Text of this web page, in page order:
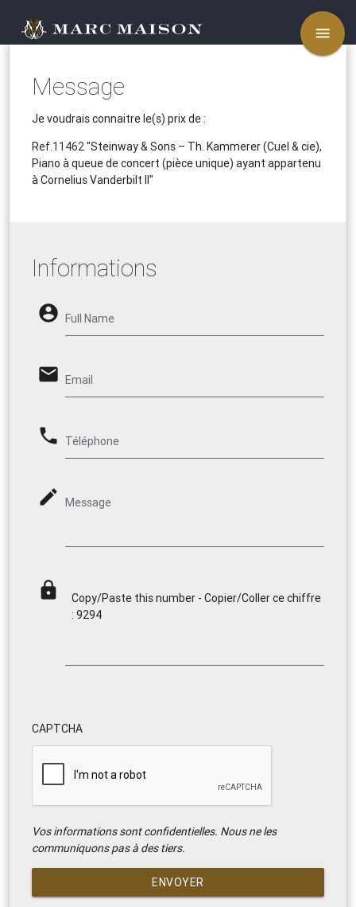
menu
Message
Je voudrais connaitre le(s) prix de :
Ref.11462"Steinway & Sons – Th. Kammerer (Cuel & cie),
Piano à queue de concert (pièce unique) ayant appartenu
à Cornelius Vanderbilt II"
Informations
account_circle Full Name
email Email
phone Téléphone
mode_edit Message
lock
Copy/Paste this number - Copier/Coller ce chiffre
: 9294
CAPTCHA
Vos informations sont confidentielles. Nous ne les
communiquons pas à des tiers.
ENVOYER